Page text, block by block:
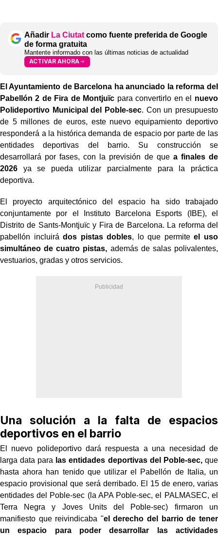
Añadir La Ciutat como fuente preferida de Google
de forma gratuita
Mantente informado con las últimas noticias de actualidad
ACTIVAR AHORA
El Ayuntamiento de Barcelona ha anunciado la reforma del
Pabellón 2 de Fira de Montjuïc para convertirlo en el nuevo
Polideportivo Municipal del Poble-sec. Con un presupuesto
de 5 millones de euros, este nuevo equipamiento deportivo
responderá a la histórica demanda de espacio por parte de las
entidades deportivas del barrio. Su construcción se
desarrollará por fases, con la previsión de quea finales de
2026 ya se pueda utilizar parcialmente para la práctica
deportiva.
El proyecto arquitectónico del espacio ha sido trabajado
conjuntamente por el Instituto Barcelona Esports (IBE), el
Distrito de Sants-Montjuïc y Fira de Barcelona. La reforma del
pabellón incluirádos pistas dobles, lo que permiteel uso
simultáneo de cuatro pistas, además de salas polivalentes,
vestuarios, gradas y otros servicios.
Una solución a la falta de espacios
deportivos en el barrio
El nuevo polideportivo dará respuesta a una necesidad de
larga data para las entidades deportivas del Poble-sec,que
hasta ahora han tenido que utilizar el Pabellón de Italia, un
espacio provisional que será derribado. El 15 de enero, varias
entidades del Poble-sec (la APA Poble-sec, el PALMASEC, el
Terra Negra y Joves Units del Poble-sec) firmaron un
manifiesto que reivindicaba "el derecho del barrio de tener
un espacio para poder desarrollar las actividades